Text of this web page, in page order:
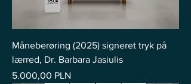
Måneberøring (2025) signeret tryk på
lærred, Dr. Barbara Jasiulis
Pris
5.000,00 PLN